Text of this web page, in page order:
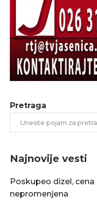
Pretraga
Najnovije vesti
Poskupeo dizel,
nepromenjena